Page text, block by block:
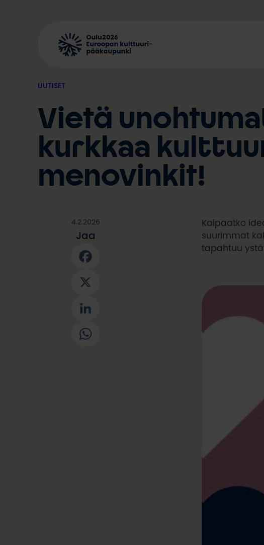
UUTISET
Vietä
kurkkaa
menovinkit!
4.2.2026
Jaa
Facebook
X
LinkedIn
WhatsApp
Kaipaatko
suurimmat
tapahtuu